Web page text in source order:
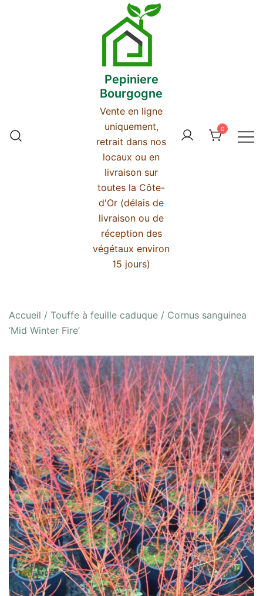
Pepiniere
Bourgogne
Vente en ligne
uniquement,
retrait dans nos
locaux ou en
livraison sur
toutes la Côte-
d'Or (délais de
livraison ou de
réception des
végétaux environ
15 jours)
0
Accueil / Touffe à feuille caduque / Cornus sanguinea
‘Mid Winter Fire’
🔍